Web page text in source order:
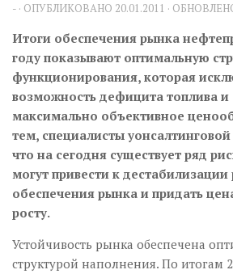
- · ОПУБЛИКОВАНО 20.01.2011 ·
Итоги обеспечения рынка
году показывают оптимальную
функционирования, которая
возможность дефицита топлива и
максимально объективное
тем, специалисты
что на сегодня существует ряд
могут привести к дестабилизации
обеспечения рынка и придать
росту.
Устойчивость рынка обеспечена
структурой наполнения. По итогам